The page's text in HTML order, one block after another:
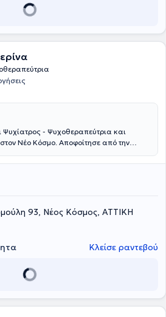
Ψυχίατρος - Ψυχοθεραπεύτρια και
στον Νέο Κόσμο. Αποφοίτησε από την
σπουδών. Είναι κάτοχος
Κρατικό Θεραπευτήριο - Γενικό
Λέρου και, στη συνέχεια, ολοκλήρωσε
Νοσοκομείο Αττικής (ΨΝΑ Δαφνί). Στο
της Ψυχιατρικής, εκπαιδεύτηκε
στο 5ο Ψυχιατρικό τμήμα
στη Β΄ Ψυχιατρική Κλινική του
Υγείας Περιστερίου του ΨΝΑ, στην
Αθηνών. Ολοκλήρωσε το
93, Νέος Κόσμος, ΑΤΤΙΚΗ
Κλείσε ραντεβού